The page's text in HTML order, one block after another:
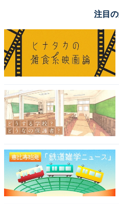
随分前の話になりますが、
に至りかねない製品不良の
の社長B氏はワンマンの唯我
注目